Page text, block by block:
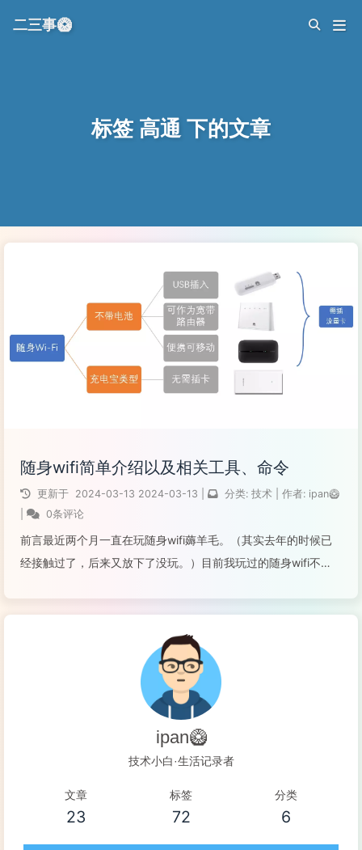
标签 高通 下的文章
二三事🥝
随身wifi简单介绍以及相关工具、命令
更新于 2024-03-13 2024-03-13 分类: 技术 作者: ipan🥝
0条评论
前言最近两个月一直在玩随身wifi薅羊毛。（其实去年的时候已
经接触过了，后来又放下了没玩。）目前我玩过的随身wifi不
ipan🥝
技术小白·生活记录者
文章
23
标签
72
分类
6